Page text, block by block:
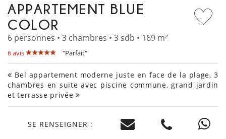
APPARTEMENT BLUE
COLOR
6 personnes • 3 chambres • 3 sdb • 169 m²
6 avis "Parfait"
Bel appartement moderne juste en face de la plage, 3
chambres en suite avec piscine commune, grand jardin
et terrasse privée
SE RENSEIGNER :